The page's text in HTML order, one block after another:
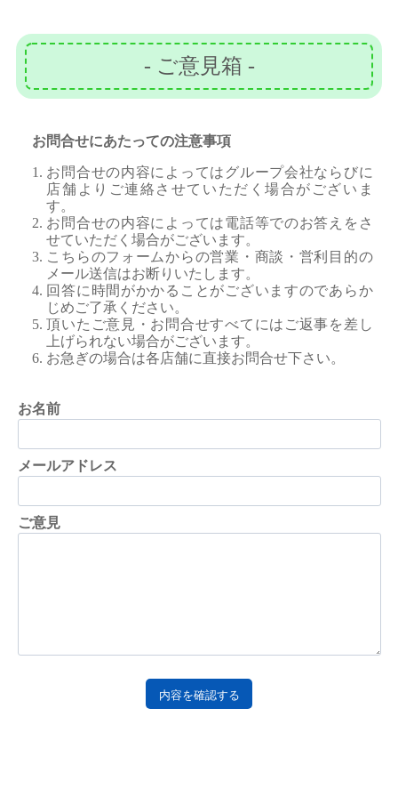
- ご意見箱 -
お問合せにあたっての注意事項
お問合せの内容によってはグループ会社ならびに
店舗よりご連絡させていただく場合がございま
す。
お問合せの内容によっては電話等でのお答えをさ
せていただく場合がございます。
こちらのフォームからの営業・商談・営利目的の
メール送信はお断りいたします。
回答に時間がかかることがございますのであらか
じめご了承ください。
頂いたご意見・お問合せすべてにはご返事を差し
上げられない場合がございます。
お急ぎの場合は各店舗に直接お問合せ下さい。
お名前
メールアドレス
ご意見